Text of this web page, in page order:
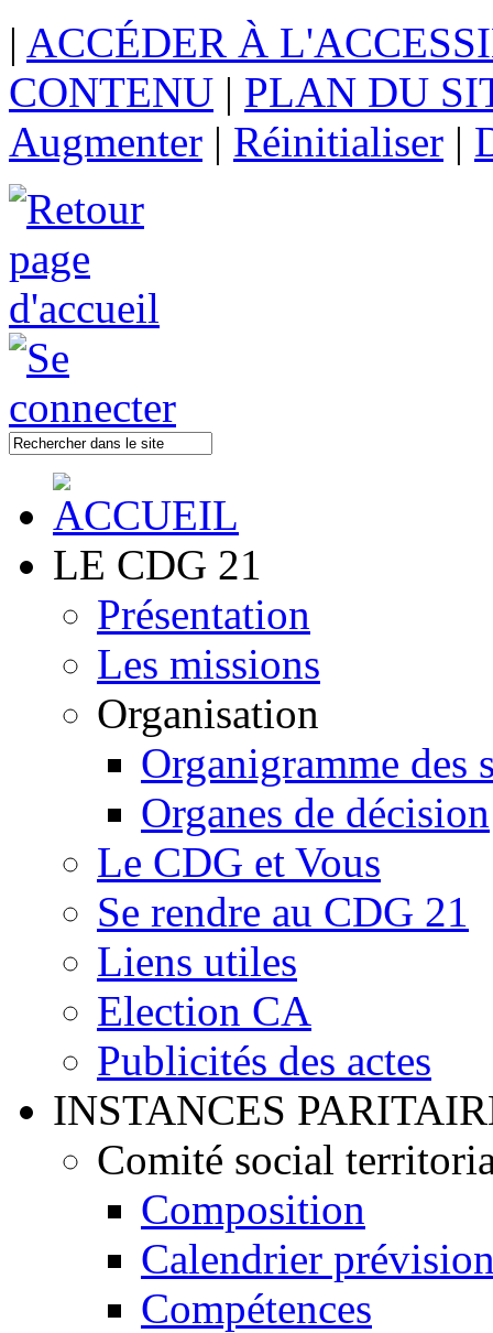
| ACCÉDER À
CONTENU | PLAN DU
Augmenter | Réinitialiser |
LE CDG 21
Présentation
Les missions
Organisation
Organigramme des
Organes de décision
Le CDG et Vous
Se rendre au CDG 21
Liens utiles
Election CA
Publicités des actes
INSTANCES
Comité social
Composition
Calendrier
Compétences